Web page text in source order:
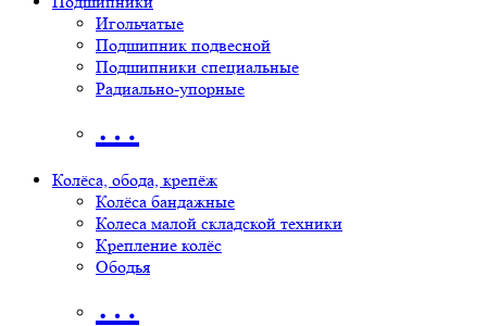
Игольчатые
Подшипник подвесной
Подшипники специальные
Радиально-упорные
…
Колёса, обода, крепёж
Колёса бандажные
Колеса малой складской техники
Крепление колёс
Ободья
…